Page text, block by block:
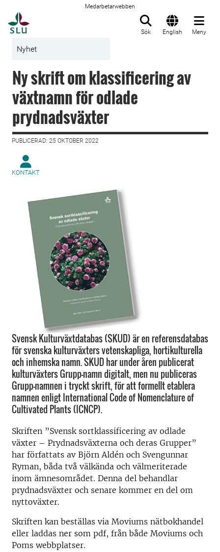
Medarbetarwebben
Sök English Meny
Nyhet
Ny skrift om klassificering av
växtnamn för odlade
prydnadsväxter
PUBLICERAD: 25 OKTOBER 2022
KONTAKT
Svensk Kulturväxtdatabas (SKUD) är en referensdatabas
för svenska kulturväxters vetenskapliga, hortikulturella
och inhemska namn. SKUD har under åren publicerat
kulturväxters Grupp-namn digitalt, men nu publiceras
Grupp-namnen i tryckt skrift, för att formellt etablera
namnen enligt International Code of Nomenclature of
Cultivated Plants (ICNCP).
Skriften ”Svensk sortklassificering av odlade
växter – Prydnadsväxterna och deras Grupper”
har författats av Björn Aldén och Svengunnar
Ryman, båda två välkända och välmeriterade
inom ämnesområdet. Denna del behandlar
prydnadsväxter och senare kommer en del om
nyttoväxter.
Skriften kan beställas via Moviums nätbokhandel
eller laddas ner som pdf, från både Moviums och
Poms webbplatser.